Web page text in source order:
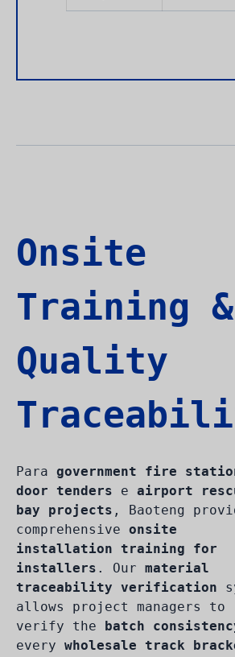
Onsite
Training &
Quality
Para government fire
door tenders e airport
bay projects , Baoteng
comprehensive onsite
installation training for
installers . Our material
traceability verification
allows project managers to
verify the batch
every wholesale track